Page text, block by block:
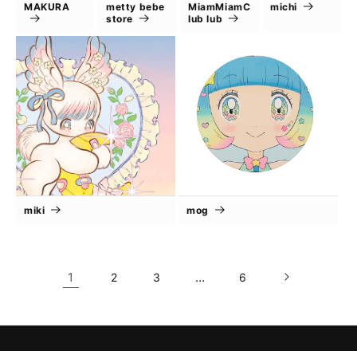
MAKURA
metty bebe
store
MiamMiamC
lub lub
michi
miki mog
1 2 3 … 6